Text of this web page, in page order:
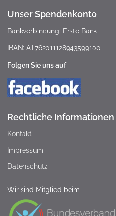
Unser Spendenkonto
Bankverbindung: Erste Bank
IBAN: AT762011128943599100
Folgen Sie uns auf
Rechtliche Informationen
Kontakt
Impressum
Datenschutz
Wir sind Mitglied beim